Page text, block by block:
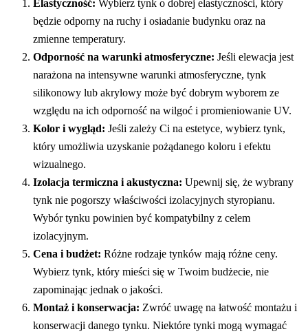
Elastyczność: Wybierz tynk o dobrej elastyczności, który
będzie odporny na ruchy i osiadanie budynku oraz na
zmienne temperatury.
Odporność na warunki atmosferyczne: Jeśli elewacja jest
narażona na intensywne warunki atmosferyczne, tynk
silikonowy lub akrylowy może być dobrym wyborem ze
względu na ich odporność na wilgoć i promieniowanie UV.
Kolor i wygląd: Jeśli zależy Ci na estetyce, wybierz tynk,
który umożliwia uzyskanie pożądanego koloru i efektu
wizualnego.
Izolacja termiczna i akustyczna: Upewnij się, że wybrany
tynk nie pogorszy właściwości izolacyjnych styropianu.
Wybór tynku powinien być kompatybilny z celem
izolacyjnym.
Cena i budżet: Różne rodzaje tynków mają różne ceny.
Wybierz tynk, który mieści się w Twoim budżecie, nie
zapominając jednak o jakości.
Montaż i konserwacja: Zwróć uwagę na łatwość montażu i
konserwacji danego tynku. Niektóre tynki mogą wymagać